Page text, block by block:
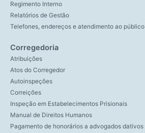
Regimento Interno
Relatórios de Gestão
Telefones, endereços e atendimento ao público
Corregedoria
Atribuições
Atos do Corregedor
Autoinspeções
Correições
Inspeção em Estabelecimentos Prisionais
Manual de Direitos Humanos
Pagamento de honorários a advogados dativos